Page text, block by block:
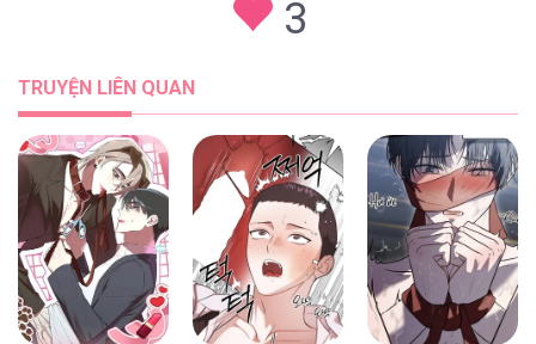
Cho 50k Couple Lộn Xộn [...] – Chap 95.3
Cho 50k Couple Lộn Xộn [...] – Chap 95.2
3
TRUYỆN LIÊN QUAN